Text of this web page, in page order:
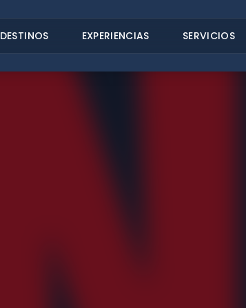
DESTINOS EXPERIENCIAS SERVICIOS